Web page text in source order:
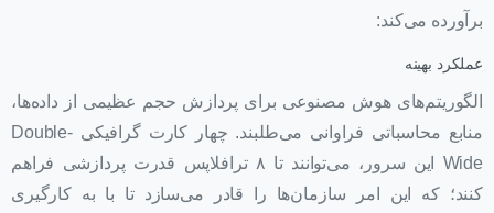
برآورده می‌کند:
عملکرد بهینه
الگوریتم‌های هوش مصنوعی برای پردازش حجم عظیمی از داده‌ها،
منابع محاسباتی فراوانی می‌طلبند. چهار کارت گرافیکی Double-
Wide این سرور، می‌توانند تا ۸ ترافلاپس قدرت پردازشی فراهم
کنند؛ که این امر سازمان‌ها را قادر می‌سازد تا با به کارگیری